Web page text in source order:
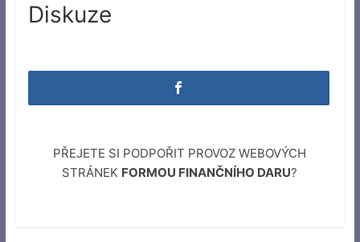
Diskuze
PŘEJETE SI PODPOŘIT PROVOZ WEBOVÝCH
STRÁNEK FORMOU FINANČNÍHO DARU?